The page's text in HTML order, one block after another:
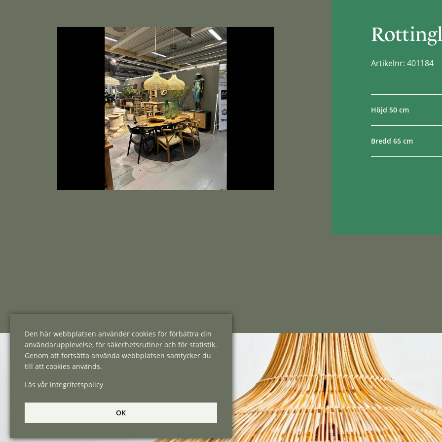
Artikelnr: 401184
Höjd 50 cm
Bredd 65 cm
Den här webbplatsen använder cookies för förbättra din
användarupplevelse, för säkerhetsrutiner och för statistik.
Genom att fortsätta använda webbplatsen samtycker du
till att cookies används.
Läs vår integritetspolicy
OK